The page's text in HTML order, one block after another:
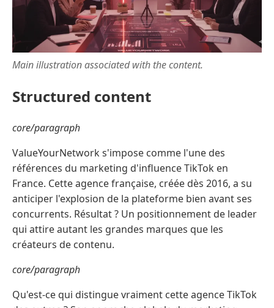
Main illustration associated with the content.
Structured content
core/paragraph
ValueYourNetwork s'impose comme l'une des
références du marketing d'influence TikTok en
France. Cette agence française, créée dès 2016, a su
anticiper l'explosion de la plateforme bien avant ses
concurrents. Résultat ? Un positionnement de leader
qui attire autant les grandes marques que les
créateurs de contenu.
core/paragraph
Qu'est-ce qui distingue vraiment cette agence TikTok